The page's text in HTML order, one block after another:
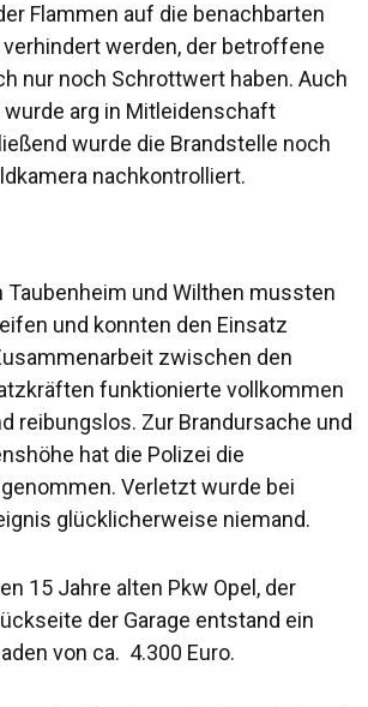
Flammen auf die benachbarten
verhindert werden, der betroffene
nur noch Schrottwert haben. Auch
arg in Mitleidenschaft
wurde die Brandstelle noch
nachkontrolliert.
Taubenheim und Wilthen mussten
und konnten den Einsatz
zwischen den
funktionierte vollkommen
reibungslos. Zur Brandursache und
hat die Polizei die
Verletzt wurde bei
glücklicherweise niemand.
15 Jahre alten Pkw Opel, der
der Garage entstand ein
von ca. 4.300 Euro.